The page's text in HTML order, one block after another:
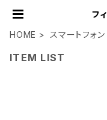
フ
HOME
スマートフォン
ITEM LIST